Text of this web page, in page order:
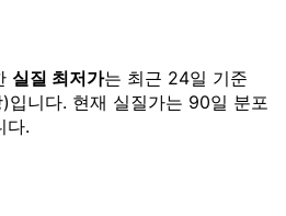
실질 최저가는 최근 24일 기준
입니다. 현재 실질가는 90일 분포
다.